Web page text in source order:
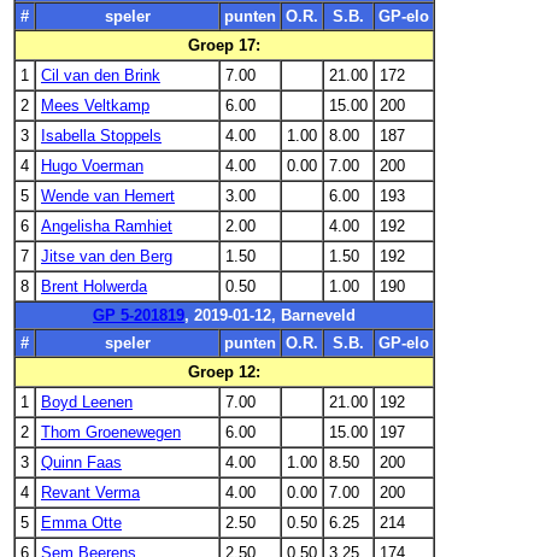
#
speler punten O.R. S.B.
GP-elo
Groep 17:
1
Cil van den Brink 7.00 21.00
172
2
Mees Veltkamp 6.00 15.00
200
3
Isabella Stoppels 4.00 1.00 8.00
187
4
Hugo Voerman 4.00 0.00 7.00
200
5
Wende van Hemert 3.00 6.00
193
6
Angelisha Ramhiet 2.00 4.00
192
7
Jitse van den Berg 1.50 1.50
192
8
Brent Holwerda 0.50 1.00
190
GP 5-201819, 2019-01-12, Barneveld
#
speler punten O.R. S.B.
GP-elo
Groep 12:
1
Boyd Leenen 7.00 21.00
192
2
Thom Groenewegen 6.00 15.00
197
3
Quinn Faas 4.00 1.00 8.50
200
4
Revant Verma 4.00 0.00 7.00
200
5
Emma Otte 2.50 0.50 6.25
214
6
Sem Beerens 2.50 0.50 3.25
174